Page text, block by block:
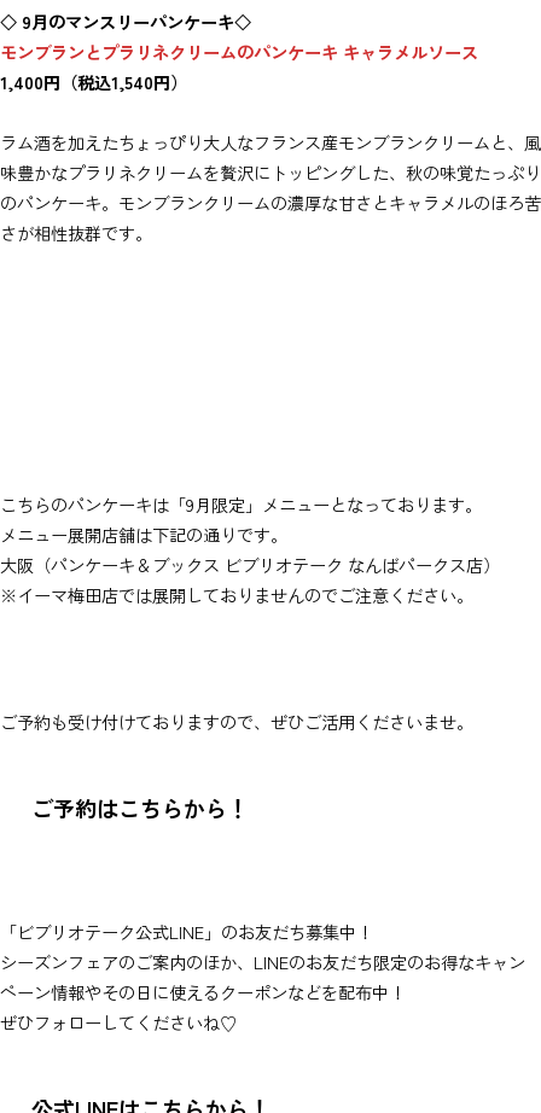
◇ 9月のマンスリーパンケーキ◇
モンブランとプラリネクリームのパンケーキ キャラメルソース
1,400円（税込1,540円）
ラム酒を加えたちょっぴり大人なフランス産モンブランクリームと、風
味豊かなプラリネクリームを贅沢にトッピングした、秋の味覚たっぷり
のパンケーキ。モンブランクリームの濃厚な甘さとキャラメルのほろ苦
さが相性抜群です。
こちらのパンケーキは「9月限定」メニューとなっております。
メニュー展開店舗は下記の通りです。
大阪（パンケーキ＆ブックス ビブリオテーク なんばパークス店）
※イーマ梅田店では展開しておりませんのでご注意ください。
ご予約も受け付けておりますので、ぜひご活用くださいませ。
ご予約はこちらから！
「ビブリオテーク公式LINE」のお友だち募集中！
シーズンフェアのご案内のほか、LINEのお友だち限定のお得なキャン
ペーン情報やその日に使えるクーポンなどを配布中！
ぜひフォローしてくださいね♡